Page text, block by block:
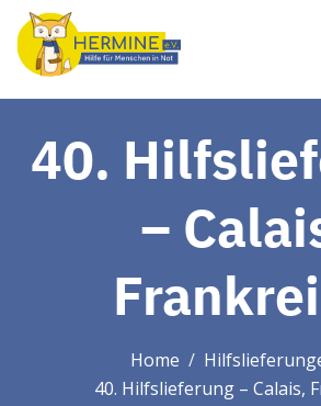
40.
–
Home
40. Hilfslieferung – Calais,